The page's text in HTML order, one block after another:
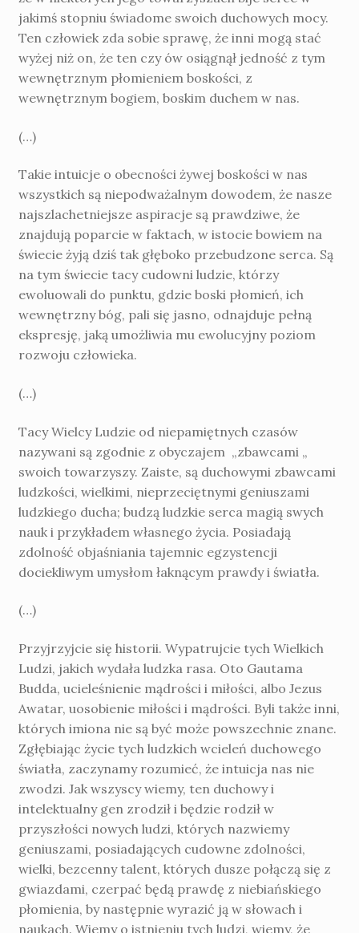
jakimś stopniu świadome swoich duchowych mocy.
Ten człowiek zda sobie sprawę, że inni mogą stać
wyżej niż on, że ten czy ów osiągnął jedność z tym
wewnętrznym płomieniem boskości, z
wewnętrznym bogiem, boskim duchem w nas.
(…)
Takie intuicje o obecności żywej boskości w nas
wszystkich są niepodważalnym dowodem, że nasze
najszlachetniejsze aspiracje są prawdziwe, że
znajdują poparcie w faktach, w istocie bowiem na
świecie żyją dziś tak głęboko przebudzone serca. Są
na tym świecie tacy cudowni ludzie, którzy
ewoluowali do punktu, gdzie boski płomień, ich
wewnętrzny bóg, pali się jasno, odnajduje pełną
ekspresję, jaką umożliwia mu ewolucyjny poziom
rozwoju człowieka.
(…)
Tacy Wielcy Ludzie od niepamiętnych czasów
nazywani są zgodnie z obyczajem „zbawcami „
swoich towarzyszy. Zaiste, są duchowymi zbawcami
ludzkości, wielkimi, nieprzeciętnymi geniuszami
ludzkiego ducha; budzą ludzkie serca magią swych
nauk i przykładem własnego życia. Posiadają
zdolność objaśniania tajemnic egzystencji
dociekliwym umysłom łaknącym prawdy i światła.
(…)
Przyjrzyjcie się historii. Wypatrujcie tych Wielkich
Ludzi, jakich wydała ludzka rasa. Oto Gautama
Budda, ucieleśnienie mądrości i miłości, albo Jezus
Awatar, uosobienie miłości i mądrości. Byli także inni,
których imiona nie są być może powszechnie znane.
Zgłębiając życie tych ludzkich wcieleń duchowego
światła, zaczynamy rozumieć, że intuicja nas nie
zwodzi. Jak wszyscy wiemy, ten duchowy i
intelektualny gen zrodził i będzie rodził w
przyszłości nowych ludzi, których nazwiemy
geniuszami, posiadających cudowne zdolności,
wielki, bezcenny talent, których dusze połączą się z
gwiazdami, czerpać będą prawdę z niebiańskiego
płomienia, by następnie wyrazić ją w słowach i
naukach. Wiemy o istnieniu tych ludzi, wiemy, że